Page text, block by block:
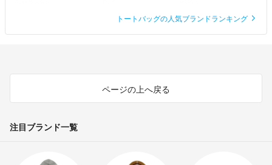
トートバッグの人気ブランドランキング
ページの上へ戻る
注目ブランド一覧